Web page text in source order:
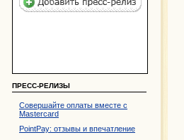
ПРЕСС-РЕЛИЗЫ
Совершайте оплаты вместе с
Mastercard
PointPay: отзывы и впечатление